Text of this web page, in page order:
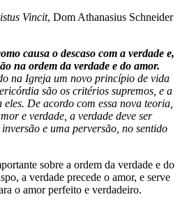
Vincit, Dom Athanasius Schneider
causa o descaso com a verdade e,
na ordem da verdade e do amor.
na Igreja um novo princípio de vida
são os critérios supremos, e a
De acordo com essa nova teoria,
e verdade, a verdade deve ser
e uma perversão, no sentido
sobre a ordem da verdade e do
a verdade precede o amor, e serve
o amor perfeito e verdadeiro.